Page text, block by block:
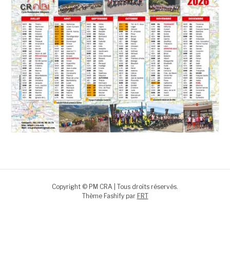
Copyright © PM CRA | Tous droits réservés.
Thème Fashify par FRT